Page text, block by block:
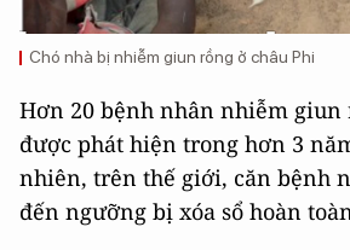
Chó nhà bị nhiễm giun rồng ở châu Phi
Hơn 20 bệnh nhân nhiễm giun
được phát hiện trong hơn 3
nhiên, trên thế giới, căn bệnh
đến ngưỡng bị xóa sổ hoàn